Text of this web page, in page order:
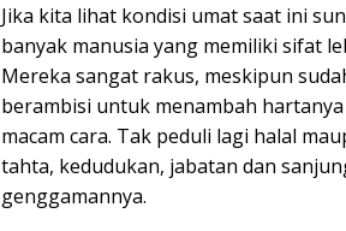
Jika kita lihat kondisi umat saat ini
banyak manusia yang memiliki sifat
Mereka sangat rakus, meskipun
berambisi untuk menambah
macam cara. Tak peduli lagi halal
tahta, kedudukan, jabatan dan
genggamannya.